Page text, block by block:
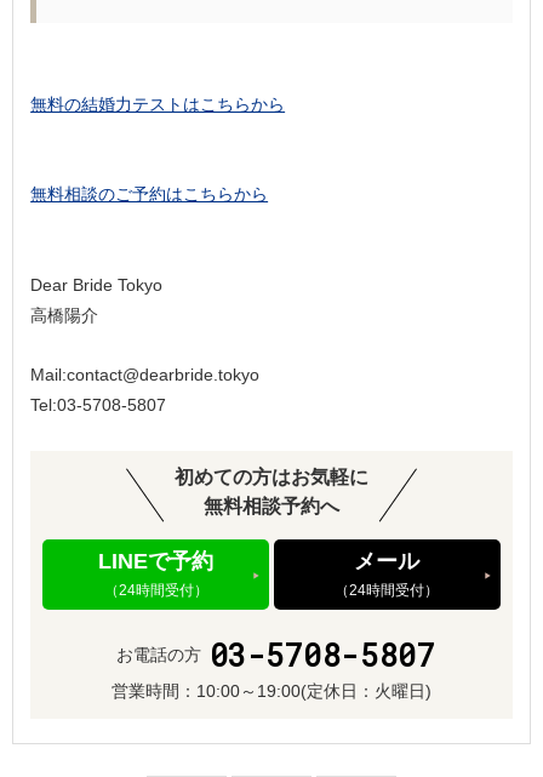
無料の結婚力テストはこちらから
無料相談のご予約はこちらから
Dear Bride Tokyo
高橋陽介
Mail:contact@dearbride.tokyo
Tel:03-5708-5807
初めての方はお気軽に
無料相談予約へ
LINEで予約
（24時間受付）
メール
（24時間受付）
お電話の方 03-5708-5807
営業時間： 10:00～19:00(定休日：火曜日)